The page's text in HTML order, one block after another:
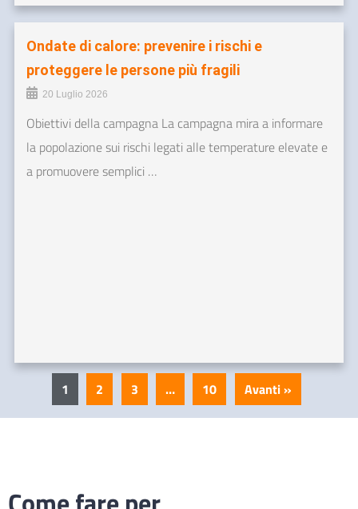
Ondate di calore: prevenire i rischi e
proteggere le persone più fragili
20 Luglio 2026
Obiettivi della campagna La campagna mira a informare
la popolazione sui rischi legati alle temperature elevate e
a promuovere semplici …
1 2 3 … 10 Avanti »